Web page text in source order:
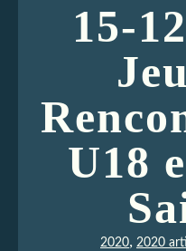
15-
U18
2020, 2020